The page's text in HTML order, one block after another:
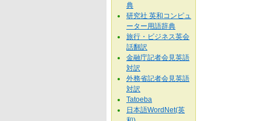
典
研究社 英和コンピュ
ーター用語辞典
旅行・ビジネス英会
話翻訳
金融庁記者会見英語
対訳
外務省記者会見英語
対訳
Tatoeba
日本語WordNet(英